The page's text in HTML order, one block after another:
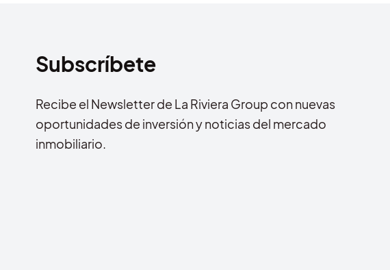
Subscríbete
Recibe el Newsletter de La Riviera Group con nuevas
oportunidades de inversión y noticias del mercado
inmobiliario.